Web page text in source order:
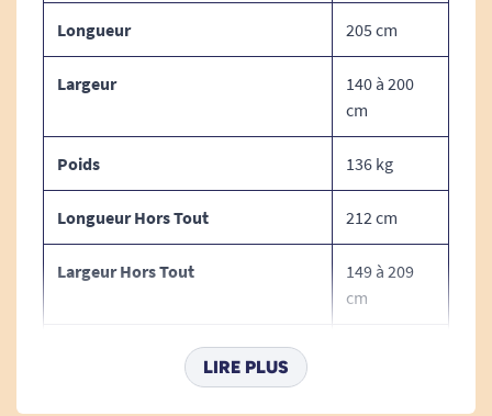
Seule la fonction hauteur variable est
commune.
Un lit confortable et personnalisable
Ajoutez un matelas de la largeur
Longueur 205 cm
Largeur
140 à 200
cm
Poids 136 kg
Longueur Hors Tout 212 cm
Largeur Hors Tout
149 à 209
cm
LIRE PLUS